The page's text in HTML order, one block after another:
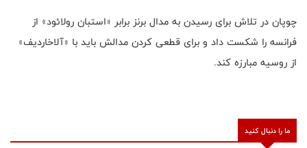
چوپان در تلاش برای رسیدن به مدال برنز برابر «استبان رولائود» از
فرانسه را شکست داد و برای قطعی کردن مدالش باید با «آلاخاردیف»
از روسیه مبارزه کند.
ما را دنبال کنید